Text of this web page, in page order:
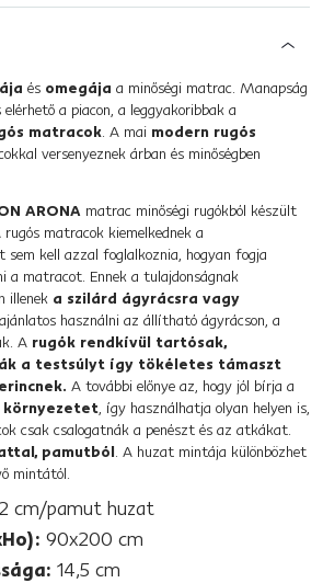
és omegája a minőségi matrac. Manapság
a piacon, a leggyakoribbak a
matracok. A mai modern rugós
versenyeznek árban és minőségben
ARONA matrac minőségi rugókból készült
matracok kiemelkednek a
sem kell azzal foglalkoznia, hogyan fogja
a matracot. Ennek a tulajdonságnak
illenek a szilárd ágyrácsra vagy
használni az állítható ágyrácson, a
A rugók rendkívül tartósak,
a testsúlyt így tökéletes támaszt
A további előnye az, hogy jól bírja a
környezetet, így használhatja olyan helyen is,
csak csalogatnák a penészt és az atkákat.
pamutból. A huzat mintája különbözhet
mintától.
cm/pamut huzat
90x200 cm
14,5 cm